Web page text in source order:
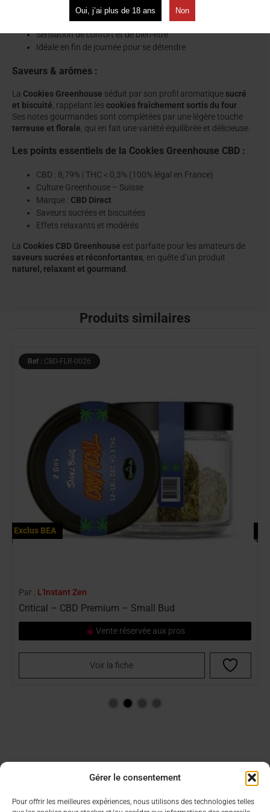
Gérer le consentement
Pour offrir les meilleures expériences, nous utilisons des technologies telles
Relaxation douce et progressive
Réduction du stress et de l’anxiété
Sensation de confort et de bien-être
Idéale en fin de journée pour se détendre
Saveurs & arômes :
La Cookies Greenhouse séduit par son profil aromatique sucré
et biscuité , rappelant les cookies fraîchement sortis du four
Ses notes gourmandes sont complétées par une légère touche
terreuse et florale , qui en fait une variété équilibrée et délicieuse.
Les points essentiels de la Cookies Greenhouse CBD :
CBD : 8,79% | THC < 0,3% (100% légal en France)
Culture Greenhouse – Suisse
Marque : CBD Direct
Saveurs sucrées et biscuitées
Effets relaxants et modérés
La Cookies CBD Greenhouse est parfaite pour les amateurs de
saveurs sucrées et réconfortantes , en quête d’un produit
naturel, relaxant et gourmand
Produits similaires
Ref :BEA-MB-FROST
Exclus BEA
Par :L'Instant Zen
Frosted Grapes – CBD Premium – Medium Bud
Vente réservée aux pros
Voir la fiche
Aide & Infos Lien utiles
Oui, j’ai plus de 18 ans Non